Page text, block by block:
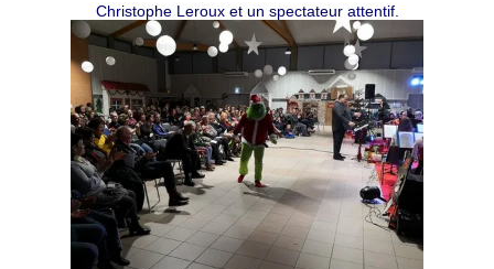
Christophe Leroux et un spectateur attentif.